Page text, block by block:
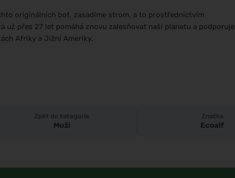
originálních bot, zasadíme strom, a to prostřednictvím
už přes 27 let pomáhá znovu zalesňovat naši planetu a podporuje
Afriky a Jižní Ameriky.
Zpět do kategorie
Muži
Značka
Ecoalf